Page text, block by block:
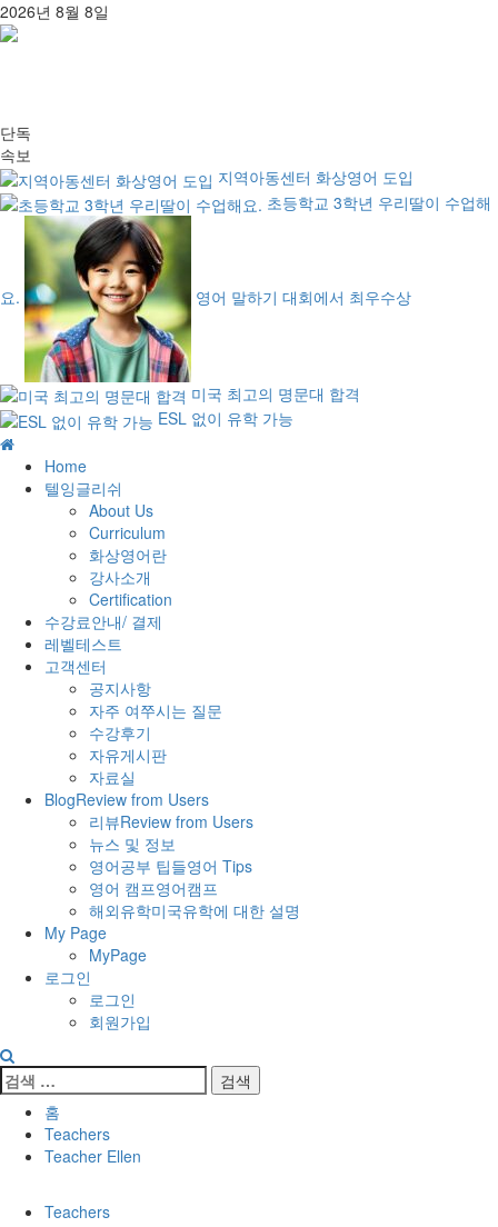
콘
텐
너
뛰
기
2026년 8월 8일
단독
속보
지역아동센터 화상영어 도입
초등학교 3학년 우리딸이 수업해
요. 영어 말하기 대회에서 최우수상
미국 최고의 명문대 합격
ESL 없이 유학 가능
주
메
뉴
Home
텔잉글리쉬
About Us
Curriculum
화상영어란
강사소개
Certification
수강료안내/ 결제
레벨테스트
고객센터
공지사항
자주 여쭈시는 질문
수강후기
자유게시판
자료실
BlogReview from Users
리뷰Review from Users
뉴스 및 정보
영어공부 팁들영어 Tips
영어 캠프영어캠프
해외유학미국유학에 대한 설명
My Page
MyPage
로그인
로그인
회원가입
검
색:
홈
Teachers
Teacher Ellen
Teachers